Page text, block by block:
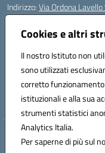
Cookies e altri
Il nostro Istituto non
sono utilizzati
corretto
istituzionali e alla sua
strumenti statistici
Analytics Italia.
Per saperne di più sul
Indirizzo:Via Ordona
Centralino:
Posta elettronica
Codice fiscale:
Codice meccanografico:
Codice Indice delle
Codice unico di fatturazione
Hosting &